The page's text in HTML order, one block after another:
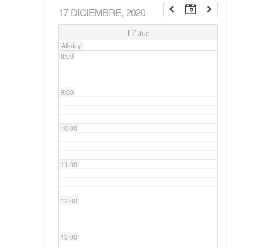
17 DICIEMBRE, 2020
17 Jue
All-day
7:00
8:00
9:00
10:00
11:00
12:00
13:00